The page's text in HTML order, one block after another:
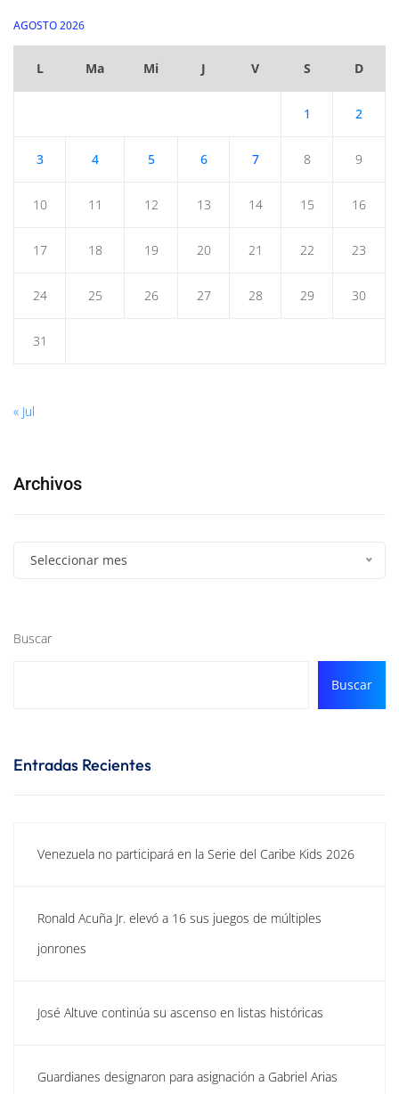
AGOSTO 2026
L Ma Mi J V S D
1 2
3 4 5 6 7 8 9
10 11 12 13 14 15 16
17 18 19 20 21 22 23
24 25 26 27 28 29 30
31
« Jul
Archivos
Seleccionar mes
Buscar
Buscar
Entradas Recientes
Venezuela no participará en la Serie del Caribe Kids 2026
Ronald Acuña Jr. elevó a 16 sus juegos de múltiples
jonrones
José Altuve continúa su ascenso en listas históricas
Guardianes designaron para asignación a Gabriel Arias